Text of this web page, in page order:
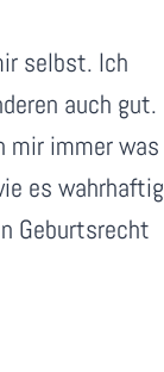
selbst. Ich
auch gut.
mir immer was
es wahrhaftig
Geburtsrecht